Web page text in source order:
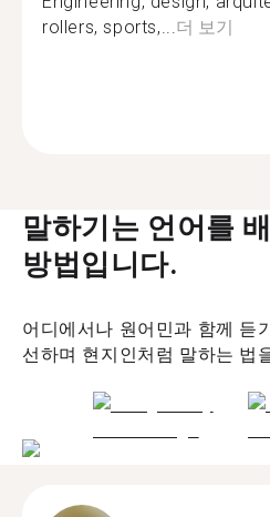
rollers, sports,... 더 보기
말하기는 언어를
방법입니다.
어디에서나 원어민과 함께 듣
선하며 현지인처럼 말하는 법